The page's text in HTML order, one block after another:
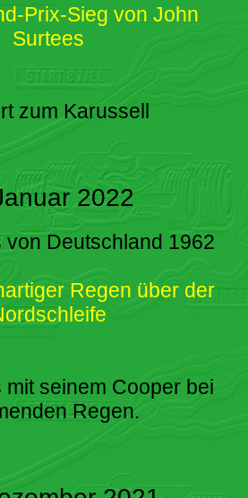
Prix-Sieg von John
Surtees
zum Karussell
2022
von Deutschland 1962
Regen über der
seinem Cooper bei
Regen.